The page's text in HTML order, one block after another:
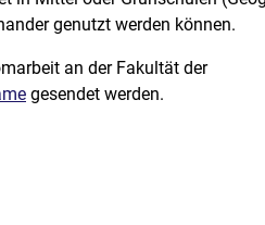
genutzt werden können.
an der Fakultät der
gesendet werden.